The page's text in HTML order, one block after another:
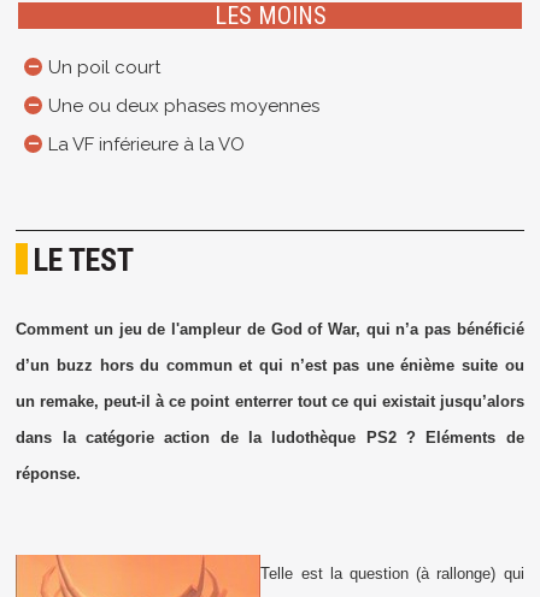
LES MOINS
Un poil court
Une ou deux phases moyennes
La VF inférieure à la VO
LE TEST
Comment un jeu de l'ampleur de God of War, qui n’a pas bénéficié
d’un buzz hors du commun et qui n’est pas une énième suite ou
un remake, peut-il à ce point enterrer tout ce qui existait jusqu’alors
dans la catégorie action de la ludothèque PS2 ? Eléments de
réponse.
Telle est la question (à rallonge) qui